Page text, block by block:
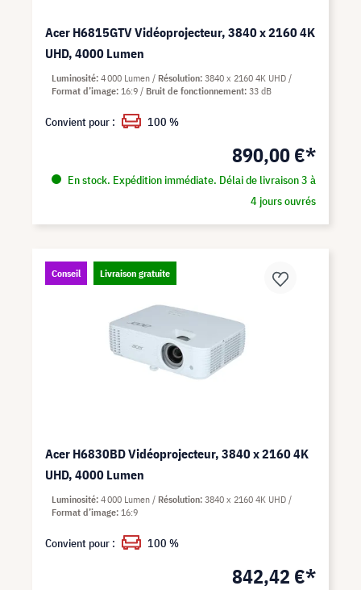
Acer H6815GTV Vidéoprojecteur, 3840 x 2160 4K
UHD, 4000 Lumen
890,00 €*
En stock. Expédition immédiate. Délai de livraison 3 à
4 jours ouvrés
Luminosité 4 000 Lumen Résolution 3840 x 2160 4K UHD
Format d’image 16:9 Bruit de fonctionnement 33 dB
Convient pour : 100 %
Conseil Livraison gratuite
Acer H6830BD Vidéoprojecteur, 3840 x 2160 4K
UHD, 4000 Lumen
842,42 €*
Luminosité 4 000 Lumen Résolution 3840 x 2160 4K UHD
Format d’image 16:9
Convient pour : 100 %